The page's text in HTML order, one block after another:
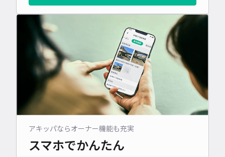
アキッパならオーナー機能も充実
スマホでかんたん